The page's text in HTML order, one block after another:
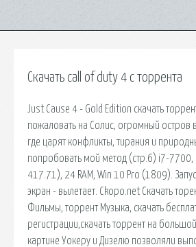
Скачать call of duty 4 c торрента
Just Cause 4 - Gold Edition скачать
пожаловать на Солис, огромный
где царят конфликты, тирания и
попробовать мой метод (стр.6) i7-
417.71), 24 RAM, Win 10 Pro (1809).
экран - вылетает. Ckopo.net Скачать
Фильмы, торрент Музыка, скачать
регистрации,скачать торрент на
картине Уокеру и Дизелю позволяли